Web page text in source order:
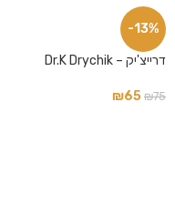
-13%
דרייצ'יק – Dr.K Drychik
₪75
₪65